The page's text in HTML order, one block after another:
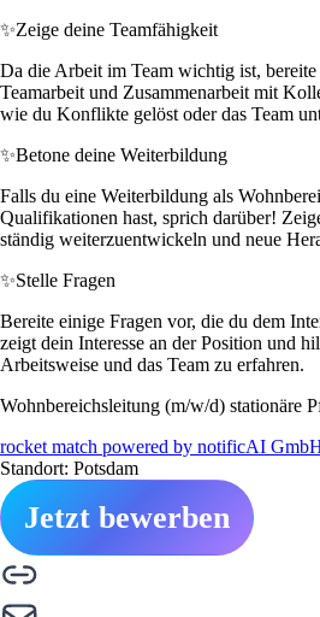
✨Zeige deine Teamfähigkeit
Da die Arbeit im Team wichtig ist,
Teamarbeit und Zusammenarbeit mit
wie du Konflikte gelöst oder das Team
✨Betone deine Weiterbildung
Falls du eine Weiterbildung als
Qualifikationen hast, sprich darüber!
ständig weiterzuentwickeln und neue
✨Stelle Fragen
Bereite einige Fragen vor, die du dem
zeigt dein Interesse an der Position und
Arbeitsweise und das Team zu erfahren.
Wohnbereichsleitung (m/w/d) stationäre
rocket match powered by notificAI
Standort: Potsdam
Jetzt bewerben